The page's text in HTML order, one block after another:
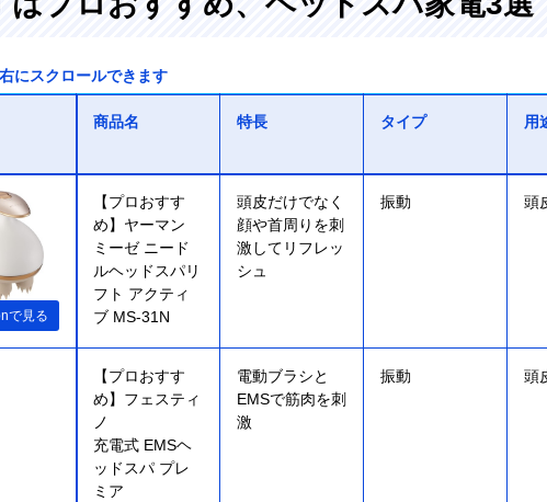
にスクロールできます
商品名 特長 タイプ 用
で見る
【プロおすす
め】ヤーマン
ミーゼ ニード
ルヘッドスパリ
フト アクティ
ブ MS-31N
頭皮だけでなく
顔や首周りを刺
激してリフレッ
シュ
振動 頭
【プロおすす
め】フェスティ
ノ
充電式 EMSヘ
ッドスパ プレ
ミア
電動ブラシと
EMSで筋肉を刺
激
振動 頭